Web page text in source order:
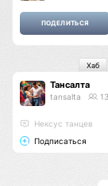
Тансалта
tansalta
Нексус танцев
Подписаться
Хаб